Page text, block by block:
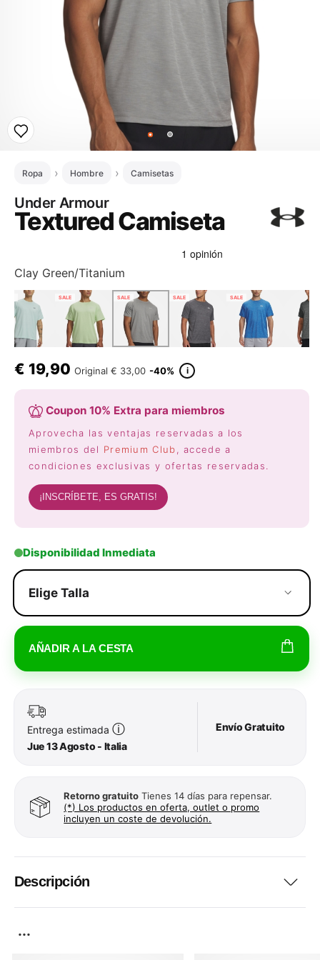
Ropa Hombre Camisetas
Under Armour
Textured Camiseta
Clay Green/Titanium
SALE SALE SALE SALE
€ 19,90 Original € 33,00 -40% i
Coupon 10% Extra para miembros
Aprovecha las ventajas reservadas a los
miembros del Premium Club, accede a
condiciones exclusivas y ofertas reservadas.
¡INSCRÍBETE, ES GRATIS!
Disponibilidad Inmediata
Elige Talla
AÑADIR A LA CESTA
Entrega estimada ⓘ
Jue 13 Agosto - Italia
Envío Gratuito
Retorno gratuito Tienes 14 días para repensar.
(*) Los productos en oferta, outlet o promo
incluyen un coste de devolución.
Descripción
...